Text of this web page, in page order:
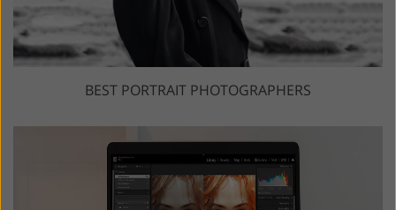
BEST PORTRAIT PHOTOGRAPHERS